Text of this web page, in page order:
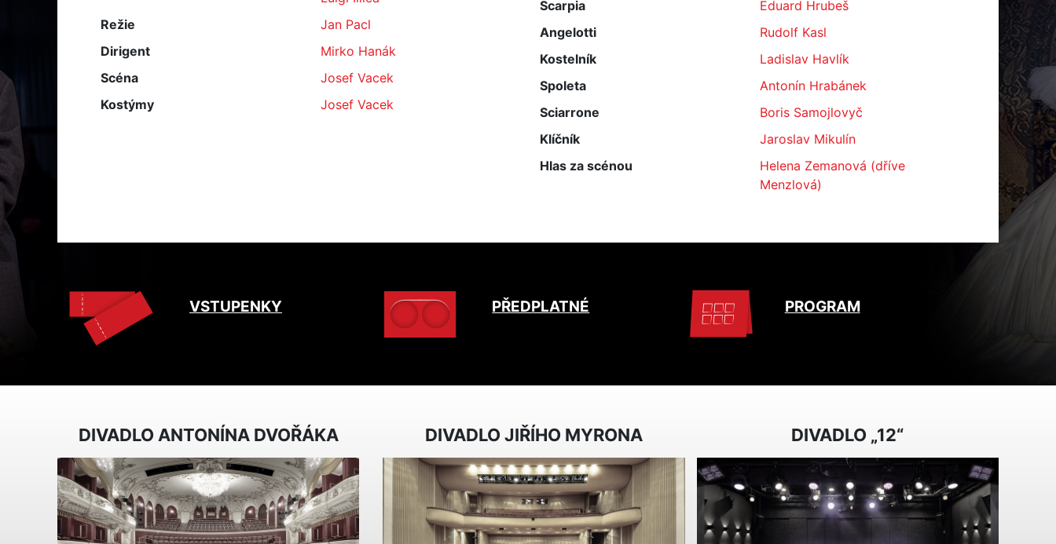
Režie
Jan Pacl
Dirigent
Mirko Hanák
Scéna
Josef Vacek
Kostýmy
Josef Vacek
Scarpia
Eduard Hrubeš
Angelotti
Rudolf Kasl
Kostelník
Ladislav Havlík
Spoleta
Antonín Hrabánek
Sciarrone
Boris Samojlovyč
Klíčník
Jaroslav Mikulín
Hlas za scénou
Helena Zemanová (dříve
Menzlová)
VSTUPENKY PŘEDPLATNÉ PROGRAM
DIVADLO ANTONÍNA DVOŘÁKA DIVADLO JIŘÍHO MYRONA DIVADLO „12“